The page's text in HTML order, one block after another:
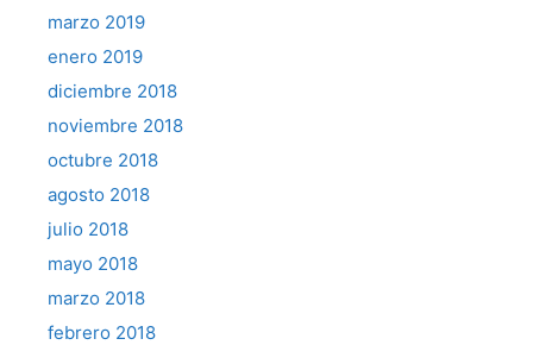
marzo 2019
enero 2019
diciembre 2018
noviembre 2018
octubre 2018
agosto 2018
julio 2018
mayo 2018
marzo 2018
febrero 2018